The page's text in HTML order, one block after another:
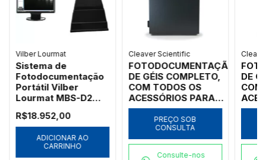
Vilber Lourmat
Sistema de
Fotodocumentação
Portátil Vilber
Lourmat MBS-D2
Software
R$18.952,00
ADICIONAR AO
CARRINHO
Cleaver Scientific
FOTODOCUMENTAÇÃO
DE GÉIS COMPLETO,
COM TODOS OS
ACESSÓRIOS PARA
EXECUTAR DIVERSAS
TÉCNICAS - MODELO
CHEMIPROXS-9-E60-IC
PREÇO SOB
CONSULTA
Consulte-nos
DE
COM
9-